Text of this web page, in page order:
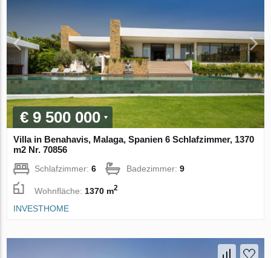
€ 9 500 000
Villa in Benahavis, Malaga, Spanien 6 Schlafzimmer, 1370
m2 Nr. 70856
Schlafzimmer:6 Badezimmer:9
Wohnfläche: 1370 m2
INVESTHOME